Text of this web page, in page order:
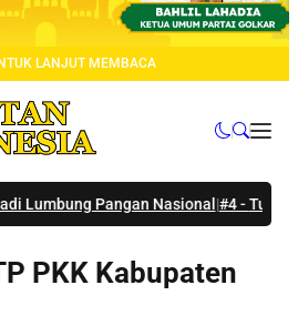
LANJUT MEMBACA
Pangan Nasional|#4 -Tunda ke
PKK Kabupaten